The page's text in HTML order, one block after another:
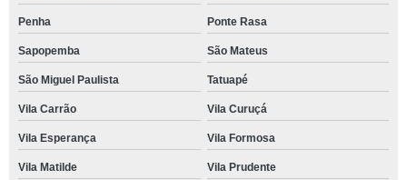
Penha Ponte Rasa
Sapopemba São Mateus
São Miguel Paulista Tatuapé
Vila Carrão Vila Curuçá
Vila Esperança Vila Formosa
Vila Matilde Vila Prudente